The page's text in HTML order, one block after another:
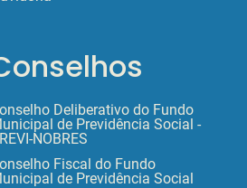
Deliberativo do Fundo
de Previdência Social -
NOBRES
Fiscal do Fundo
de Previdência Social